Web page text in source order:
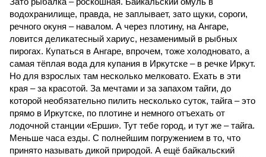
водохранилище, правда, не заплывает, зато щуки, сороги,
речного окуня – навалом. А через плотину, на Ангаре,
ловится деликатесный хариус, незаменимый в рыбных
пирогах. Купаться в Ангаре, впрочем, тоже холодновато, а
самая тёплая вода для купания в Иркутске – в речке Иркут.
Но для взрослых там несколько мелковато. Ехать в эти
края – за красотой. За мечтами и за запахом тайги, до
которой необязательно пилить несколько суток, тайга – это
прямо в Иркутске, по плотине и немного отъехать от
лодочной станции «Ерши». Тут тебе город, и тут же – тайга.
Меньше часа езды. С полнейшим погружением в то, что
принято называть дикой природой. А ещё байкальский